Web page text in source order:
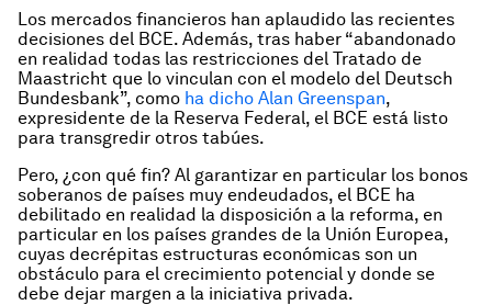
Los mercados financieros han aplaudido las recientes
decisiones del BCE. Además, tras haber “abandonado
en realidad todas las restricciones del Tratado de
Maastricht que lo vinculan con el modelo del Deutsch
Bundesbank”, como ha dicho Alan Greenspan,
expresidente de la Reserva Federal, el BCE está listo
para transgredir otros tabúes.
Pero, ¿con qué fin? Al garantizar en particular los bonos
soberanos de países muy endeudados, el BCE ha
debilitado en realidad la disposición a la reforma, en
particular en los países grandes de la Unión Europea,
cuyas decrépitas estructuras económicas son un
obstáculo para el crecimiento potencial y donde se
debe dejar margen a la iniciativa privada.